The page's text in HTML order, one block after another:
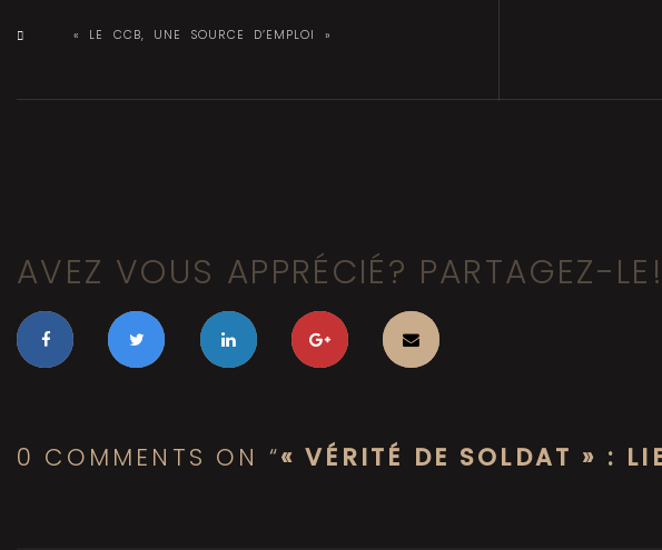
« LE CCB, UNE SOURCE D’EMPLOI »
AVEZ VOUS APPRÉCIÉ? PARTAGEZ-LE!
0 COMMENTS ON “« VÉRITÉ DE SOLDAT » :